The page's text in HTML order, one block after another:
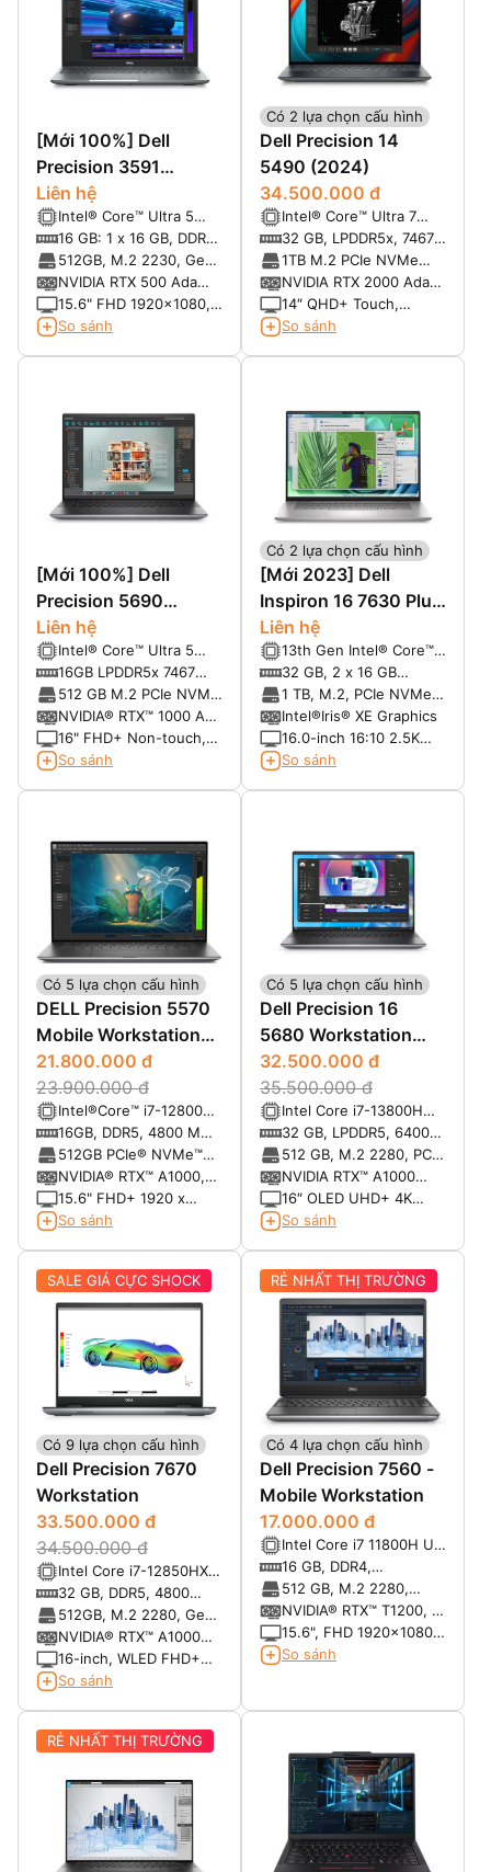
[Mới 100%] Dell
Precision 3591
(2024)
Liên hệ
Intel® Core™ Ultra 5
135H vPro® Enterprise
(18 MB cache, 14 cores,
18 threads, up to 4.6
GHz, 45W)
16 GB: 1 x 16 GB, DDR5,
5600 MT/s, non-ECC
512GB, M.2 2230, Gen4
PCIe NVMe, SSD, Class
35
NVIDIA RTX 500 Ada
Generation, 4 GB
GDDR6
15.6" FHD 1920x1080,
60Hz, 250 nits, Non-
So sánh
Có 2 lựa chọn cấu hình
Dell Precision 14
5490 (2024)
34.500.000 đ
Intel® Core™ Ultra 7
165H vPro® Enterprise
(24 MB cache, 16
cores, 22 threads, up
to 5.0 GHz, 45W)
32 GB, LPDDR5x, 7467
MT/s, dual-channel
(onboard)
1TB M.2 PCIe NVMe
Gen 4 2280 SSD, Class
40
NVIDIA RTX 2000 Ada
8GB GDDR6
14″ QHD+ Touch,
2560x1600, 60Hz, 500
So sánh
[Mới 100%] Dell
Precision 5690
Workstation (2024)
Liên hệ
Intel® Core™ Ultra 5
135H vPro® Enterprise
(18 MB cache, 14 cores,
18 threads, up to 4.6
GHz, 45W)
16GB LPDDR5x 7467
MT/s
512 GB M.2 PCIe NVMe
Gen 4 2280 SSD, Class
40
NVIDIA® RTX™ 1000 Ada
6GB GDDR6
16" FHD+ Non-touch,
1920 x 1200, 60Hz, 500
So sánh
Có 2 lựa chọn cấu hình
[Mới 2023] Dell
Inspiron 16 7630 Plus
(2023)
Liên hệ
13th Gen Intel® Core™
i7-13700H (24 MB
cache, 14 cores, 20
threads, up to 5.00
GHz Turbo)
32 GB, 2 x 16 GB
onmain , DDR5 , 4800
MT/s
1 TB, M.2, PCIe NVMe,
SSD
Intel®Iris® XE Graphics
16.0-inch 16:10 2.5K
(2560x1600) Anti-Glare
So sánh
Có 5 lựa chọn cấu hình
DELL Precision 5570
Mobile Workstation
(2022)
21.800.000 đ
23.900.000 đ
Intel®Core™ i7-12800H
vPro Essentials (24 MB
cache, 14 cores, 20
threads, 2.40 GHz to
4.80 GHz, 45W)
16GB, DDR5, 4800 MHz
(Max 64GB)
512GB PCIe® NVMe™
M.2 SSD, M.2 2280,
Gen 4 PCIe x4 NVMe
NVIDIA® RTX™ A1000,
4GB DDR6
15.6" FHD+ 1920 x
1200, 60Hz, 500 nits,
Low BL w/ IR Cam
So sánh
Có 5 lựa chọn cấu hình
Dell Precision 16
5680 Workstation
(2023)
32.500.000 đ
35.500.000 đ
Intel Core i7-13800H
(14 cores, 20 threads,
Upto 5.2GHz, 24MB
cache)
32 GB, LPDDR5, 6400
MT/s, integrated, dual-
channel
512 GB, M.2 2280, PCIe
NVMe Gen 4, SSD,
Class 40
NVIDIA RTX™ A1000
laptop, 6GB DDR6
16″ OLED UHD+ 4K
(3840*2400), 60 Hz,
AdobeRGB, 99% DCIP3,
400 Nits
So sánh
Có 9 lựa chọn cấu hình
SALE GIÁ CỰC SHOCK
Dell Precision 7670
Workstation
33.500.000 đ
34.500.000 đ
Intel Core i7-12850HX
(25 MB cache, 24
threads, 16 cores, 2.10
GHz to 4.80 GHz, vPro)
32 GB, DDR5, 4800
MHz
512GB, M.2 2280, Gen
4 PCIe x4 NVMe, SSD
NVIDIA® RTX™ A1000
4GB GDDR6
16-inch, WLED FHD+
1920 x 1200 , 60 Hz,
So sánh
Có 4 lựa chọn cấu hình
RẺ NHẤT THỊ TRƯỜNG
Dell Precision 7560 -
Mobile Workstation
17.000.000 đ
Intel Core i7 11800H Up
To 4.6GHz (8 Cores
24MB Cache)
16 GB, DDR4,
3200MHz, Non-ECC,
SODIMM
512 GB, M.2 2280,
Gen3 PCIe x4 NVMe,
SSD, Class 40
NVIDIA® RTX™ T1200, 4
GB GDDR6
15.6", FHD 1920x1080,
60Hz, Non-Touch, Anti-
WLAN
So sánh
RẺ NHẤT THỊ TRƯỜNG